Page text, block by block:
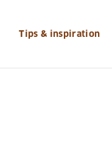
Tips & inspiration